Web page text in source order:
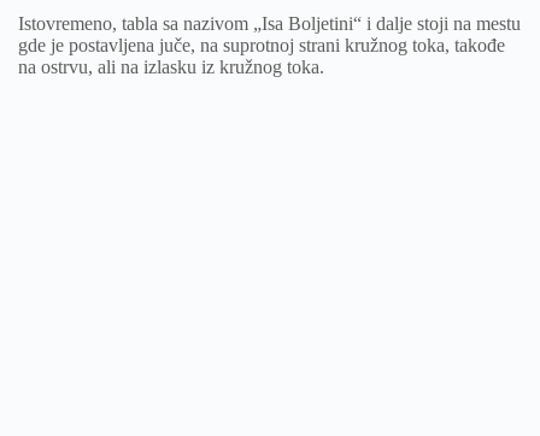
Istovremeno, tabla sa nazivom „Isa Boljetini“ i dalje stoji na mestu
gde je postavljena juče, na suprotnoj strani kružnog toka, takođe
na ostrvu, ali na izlasku iz kružnog toka.